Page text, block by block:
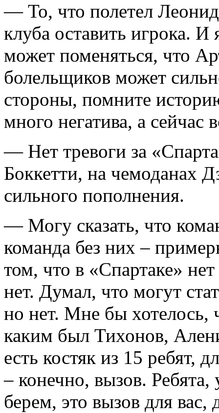
— То, что полетел
клуба оставить игрока. И
может поменяться, что
болельщиков может
стороны, помните
много негатива, а сейчас
— Нет тревоги за
Боккетти, на чемоданах
сильного пополнения.
— Могу сказать, что
команда без них –
том, что в «Спартаке»
нет. Думал, что могут
но нет. Мне бы хотелось,
каким был Тихонов,
есть костяк из 15 ребят,
– конечно, вызов.
берем, это вызов для вас,